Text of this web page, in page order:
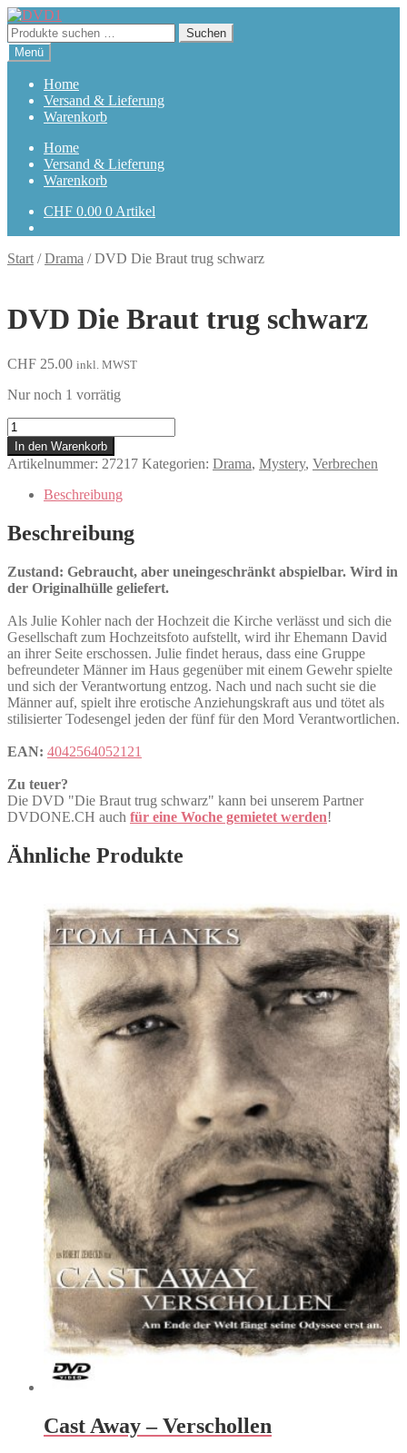
Zur
Navigation
springen
Zum
Inhalt
springen
Suchen
nach:
Suchen
Menü
Home
Versand & Lieferung
Warenkorb
Home
Versand & Lieferung
Warenkorb
CHF 0.00 0 Artikel
Start /Drama /DVD Die Braut trug schwarz
DVD Die Braut trug schwarz
CHF 25.00 inkl. MWST
Nur noch 1 vorrätig
Die
Braut
trug
schwarz
Menge
In den Warenkorb
Artikelnummer: 27217 Kategorien: Drama, Mystery, Verbrechen
Beschreibung
Beschreibung
Zustand: Gebraucht, aber uneingeschränkt abspielbar. Wird in
der Originalhülle geliefert.
Als Julie Kohler nach der Hochzeit die Kirche verlässt und sich die
Gesellschaft zum Hochzeitsfoto aufstellt, wird ihr Ehemann David
an ihrer Seite erschossen. Julie findet heraus, dass eine Gruppe
befreundeter Männer im Haus gegenüber mit einem Gewehr spielte
und sich der Verantwortung entzog. Nach und nach sucht sie die
Männer auf, spielt ihre erotische Anziehungskraft aus und tötet als
stilisierter Todesengel jeden der fünf für den Mord Verantwortlichen.
EAN: 4042564052121
Zu teuer?
Die DVD "Die Braut trug schwarz" kann bei unserem Partner
DVDONE.CH auch für eine Woche gemietet werden!
Ähnliche Produkte
Cast Away – Verschollen